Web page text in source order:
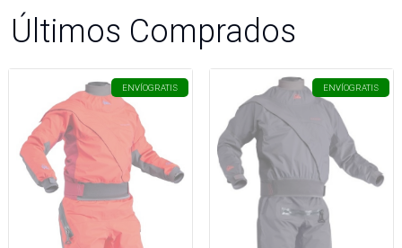
Últimos Comprados
ENVÍOGRATIS ENVÍOGRATIS